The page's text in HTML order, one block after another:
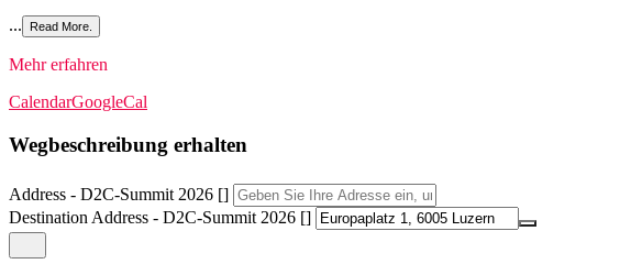
... Read More.
Mehr erfahren
CalendarGoogleCal
Wegbeschreibung erhalten
Address - D2C-Summit 2026 []
Destination Address - D2C-Summit 2026 []